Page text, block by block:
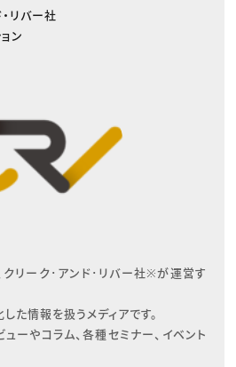
リバー社
ン
リーク･アンド･リバー社※が運営す
た情報を扱うメディアです。
ーやコラム、各種セミナー、イベント